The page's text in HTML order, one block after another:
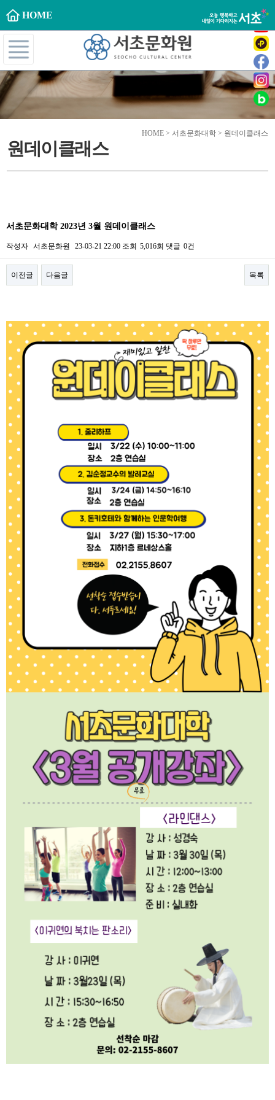
HOME
HOME > 서초문화대학 > 원데이클래스
원데이클래스
서초문화대학 2023년 3월 원데이클래스
작성자 서초문화원 23-03-21 22:00 조회 5,016회 댓글 0건
이전글 다음글 목록